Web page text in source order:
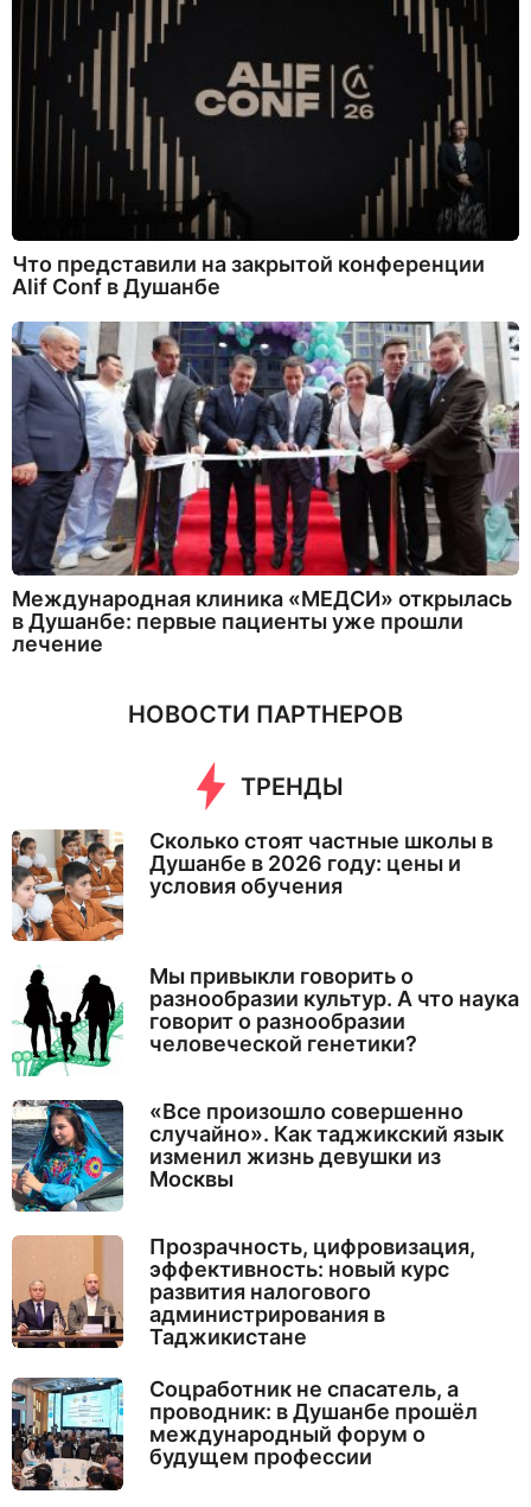
Что представили на закрытой конференции
Alif Conf в Душанбе
Международная клиника «МЕДСИ» открылась
в Душанбе: первые пациенты уже прошли
лечение
НОВОСТИ ПАРТНЕРОВ
ТРЕНДЫ
Сколько стоят частные школы в
Душанбе в 2026 году: цены и
условия обучения
Мы привыкли говорить о
разнообразии культур. А что наука
говорит о разнообразии
человеческой генетики?
«Все произошло совершенно
случайно». Как таджикский язык
изменил жизнь девушки из
Москвы
Прозрачность, цифровизация,
эффективность: новый курс
развития налогового
администрирования в
Таджикистане
Соцработник не спасатель, а
проводник: в Душанбе прошёл
международный форум о
будущем профессии